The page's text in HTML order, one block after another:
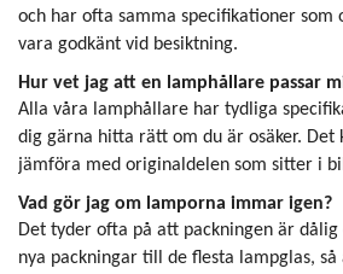
och har ofta samma specifikationer
vara godkänt vid besiktning.
Hur vet jag att en lamphållare passar
Alla våra lamphållare har tydliga
dig gärna hitta rätt om du är osäker. Det
jämföra med originaldelen som sitter i
Vad gör jag om lamporna immar igen?
Det tyder ofta på att packningen är
nya packningar till de flesta lampglas,